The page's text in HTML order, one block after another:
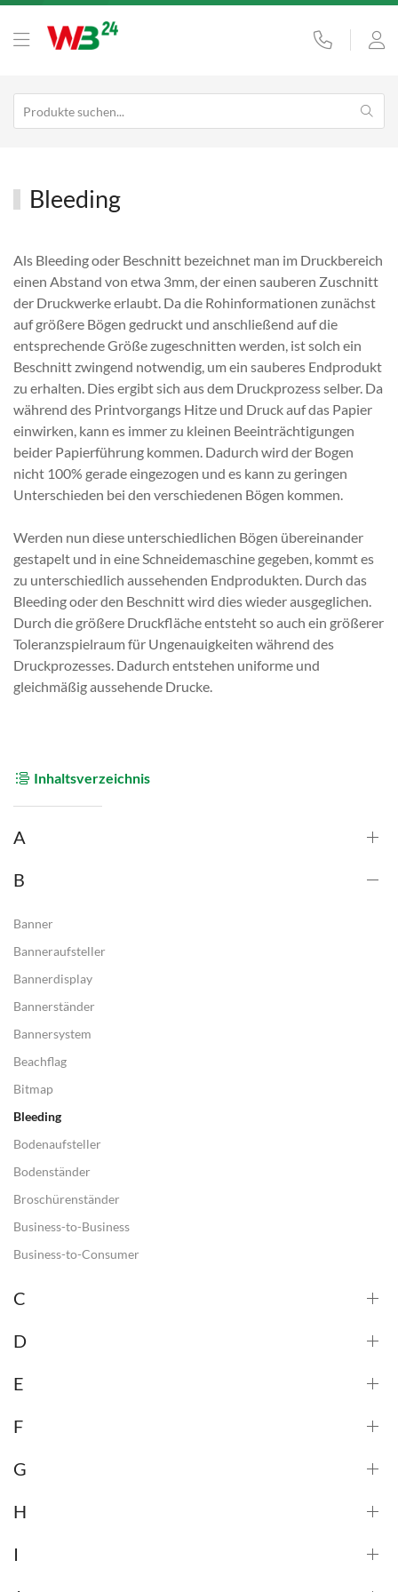
Inhaltsverzeichnis
A
B
Banner
Banneraufsteller
Bannerdisplay
Bannerständer
Bannersystem
Beachflag
Bitmap
Bleeding
Bodenaufsteller
Bodenständer
Broschürenständer
Business-to-Business
Business-to-Consumer
C
D
E
F
G
H
I
Bleeding
Als Bleeding oder Beschnitt bezeichnet man im Druckbereich
einen Abstand von etwa 3mm, der einen sauberen Zuschnitt
der Druckwerke erlaubt. Da die Rohinformationen zunächst
auf größere Bögen gedruckt und anschließend auf die
entsprechende Größe zugeschnitten werden, ist solch ein
Beschnitt zwingend notwendig, um ein sauberes Endprodukt
zu erhalten. Dies ergibt sich aus dem Druckprozess selber. Da
während des Printvorgangs Hitze und Druck auf das Papier
einwirken, kann es immer zu kleinen Beeinträchtigungen
beider Papierführung kommen. Dadurch wird der Bogen
nicht 100% gerade eingezogen und es kann zu geringen
Unterschieden bei den verschiedenen Bögen kommen.
Werden nun diese unterschiedlichen Bögen übereinander
gestapelt und in eine Schneidemaschine gegeben, kommt es
zu unterschiedlich aussehenden Endprodukten. Durch das
Bleeding oder den Beschnitt wird dies wieder ausgeglichen.
Durch die größere Druckfläche entsteht so auch ein größerer
Toleranzspielraum für Ungenauigkeiten während des
Druckprozesses. Dadurch entstehen uniforme und
gleichmäßig aussehende Drucke.